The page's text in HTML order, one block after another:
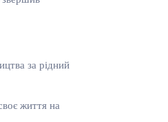
за рідний
життя на